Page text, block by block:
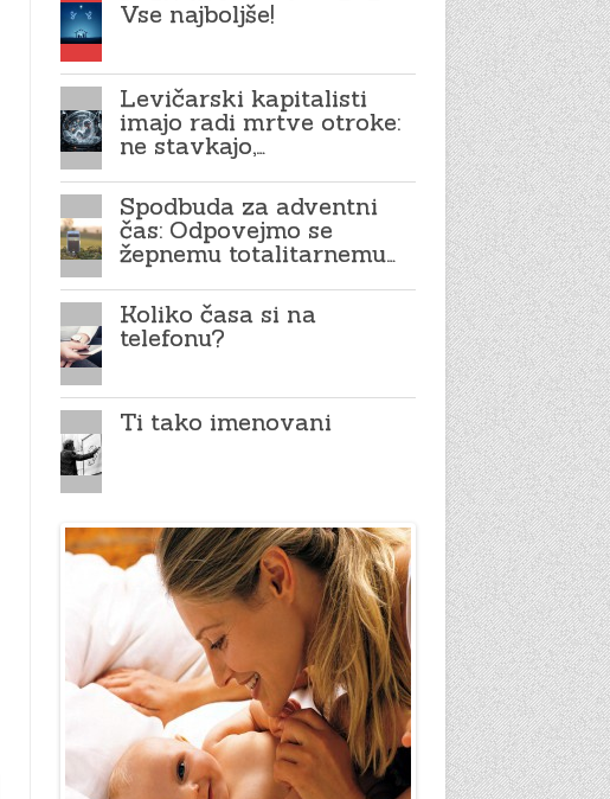
Vse najboljše!
Levičarski kapitalisti
imajo radi mrtve otroke:
ne stavkajo,…
Spodbuda za adventni
čas: Odpovejmo se
žepnemu totalitarnemu…
Koliko časa si na
telefonu?
Ti tako imenovani